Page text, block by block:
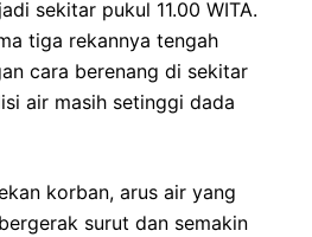
sekitar pukul 11.00 WITA.
tiga rekannya tengah
cara berenang di sekitar
air masih setinggi dada
korban, arus air yang
surut dan semakin